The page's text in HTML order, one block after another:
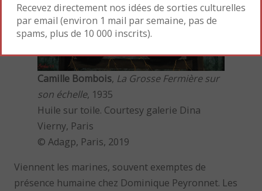
Camille Bombois, La Grosse Fermière sur
son échelle, 1935
Huile sur toile. Courtesy galerie Dina
Vierny, Paris
© Adagp, Paris, 2019
Viennent les marines, souvent exemptes de
présence humaine chez Dominique Peyronnet. Les
Recevez directement nos idées de sorties culturelles
par email (environ 1 mail par semaine, pas de
spams, plus de 10 000 inscrits).